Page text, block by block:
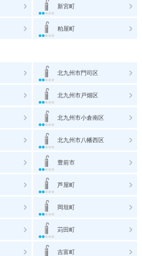
新宮町
粕屋町
北九州市門司区
北九州市戸畑区
北九州市小倉南区
北九州市八幡西区
豊前市
芦屋町
岡垣町
苅田町
吉富町